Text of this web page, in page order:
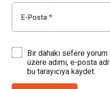
E-Posta *
Bir dahaki sefere yorum
üzere adımı, e-posta
bu tarayıcıya kaydet.